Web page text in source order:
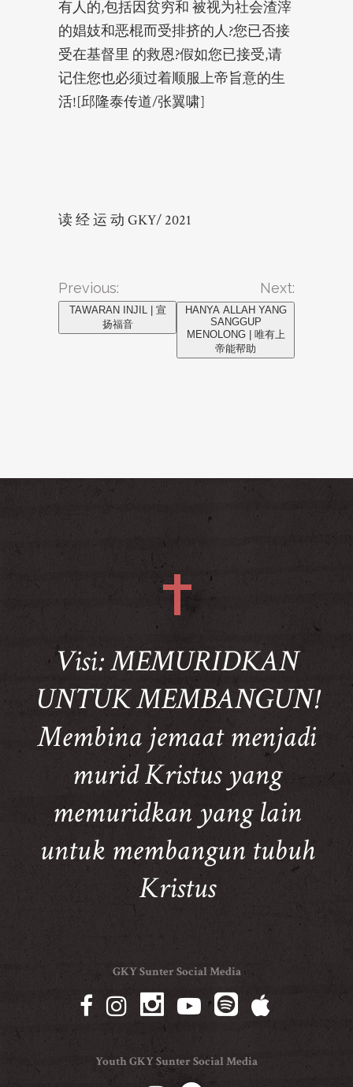
有人的,包括因贫穷和 被视为社会渣滓
的娼妓和恶棍而受排挤的人?您已否接
受在基督里 的救恩?假如您已接受,请
记住您也必须过着顺服上帝旨意的生
活![邱隆泰传道/张翼啸]
读 经 运 动 GKY/ 2021
Previous:
TAWARAN INJIL | 宣
扬福音
Next:
HANYA ALLAH YANG
SANGGUP
MENOLONG | 唯有上
帝能帮助
Visi: MEMURIDKAN
UNTUK MEMBANGUN!
Membina jemaat menjadi
murid Kristus yang
memuridkan yang lain
untuk membangun tubuh
Kristus
GKY Sunter Social Media
Youth GKY Sunter Social Media